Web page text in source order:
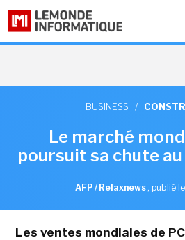
BUSINESS /
Le marché
poursuit sa chute
AFP / Relaxnews , publié
Les ventes mondiales de